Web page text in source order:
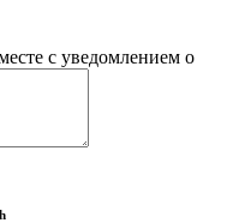
с уведомлением о